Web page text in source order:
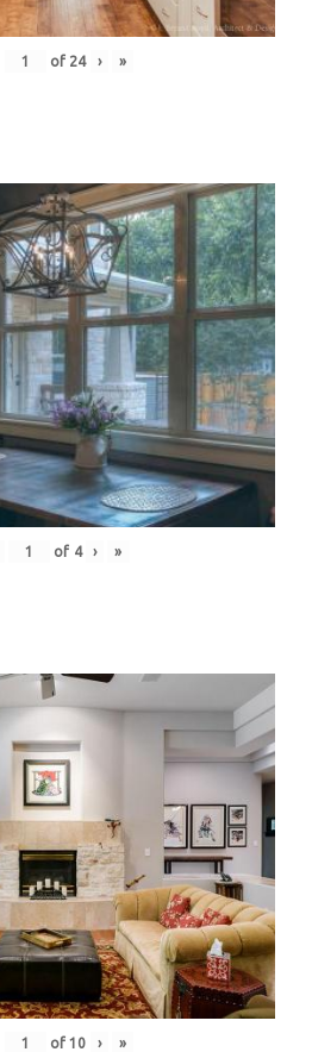
of 24 › »
of 4 › »
of10 › »